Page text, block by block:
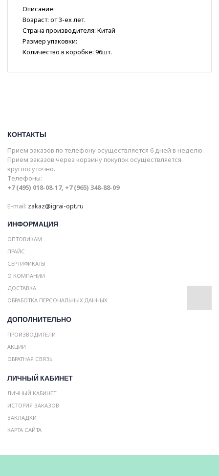
Описание:
Возраст: от 3-ех лет.
Страна производителя: Китай
Размер упаковки:
Количество в коробке: 96шт.
КОНТАКТЫ
Прием заказов по телефону осуществляется 6 дней в неделю.
Прием заказов через корзину покупок осуществляется
круглосуточно.
Телефоны:
+7 (495) 018-08-17, +7 (965) 348-88-09
E-mail: zakaz@igrai-opt.ru
ИНФОРМАЦИЯ
ОПТОВИКАМ
ПРАЙС
СЕРТИФИКАТЫ
О КОМПАНИИ
ДОСТАВКА
ОБРАБОТКА ПЕРСОНАЛЬНЫХ ДАННЫХ
ДОПОЛНИТЕЛЬНО
ПРОИЗВОДИТЕЛИ
АКЦИИ
ОБРАТНАЯ СВЯЗЬ
ЛИЧНЫЙ КАБИНЕТ
ЛИЧНЫЙ КАБИНЕТ
ИСТОРИЯ ЗАКАЗОВ
ЗАКЛАДКИ
КАРТА САЙТА